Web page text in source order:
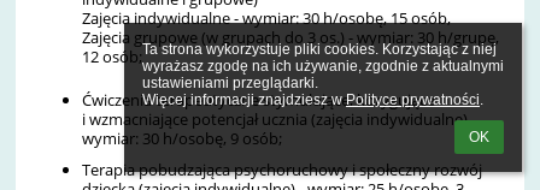
Ta strona wykorzystuje pliki cookies. Korzystając z niej
wyrażasz zgodę na ich używanie, zgodnie z aktualnymi
ustawieniami przeglądarki.
Więcej informacji znajdziesz w Polityce prywatności.
OK
Zajęcia indywidualne - wymiar: 30 h/osobę, 15 osób,
Zajęcia grupowe (w grupach do 3 os.) - wymiar: 30 h/grupę,
12 osób;
Ćwiczenia terapeutyczne stymulujące, korygujące
i wzmacniające potencjał ucznia (zajęcia indywidualne) -
wymiar: 30 h/osobę, 9 osób;
Terapia pobudzająca psychoruchowy i społeczny rozwój